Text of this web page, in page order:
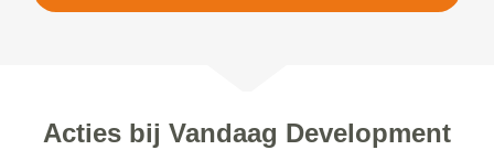
Acties bij Vandaag Development